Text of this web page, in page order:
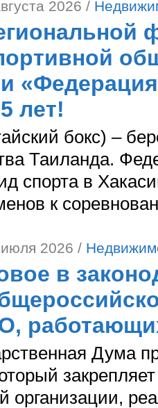
2026 /
лет!
бокс) –
Таиланда.
спорта в
к
2026 /
в
Дума
организации,